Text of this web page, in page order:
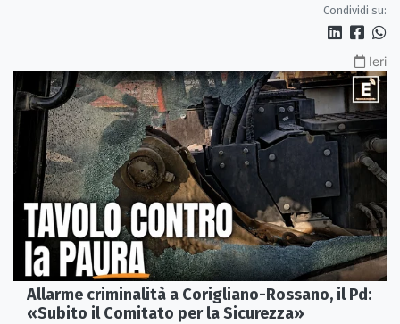
Condividi su:
Ieri
Allarme criminalità a Corigliano-Rossano, il Pd:
«Subito il Comitato per la Sicurezza»